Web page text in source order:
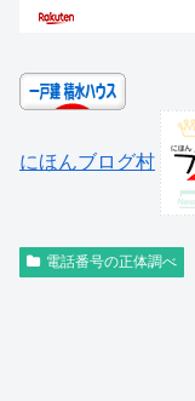
にほんブログ村
電話番号の正体調べ